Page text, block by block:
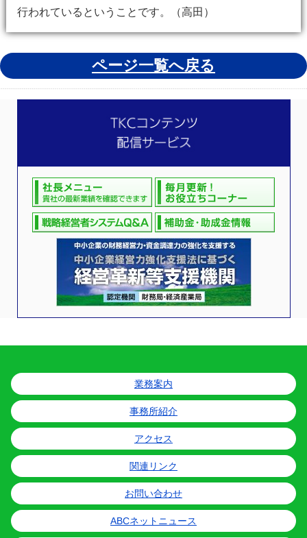
行われているということです。（高田）
ページ一覧へ戻る
業務案内
事務所紹介
アクセス
関連リンク
お問い合わせ
ABCネットニュース